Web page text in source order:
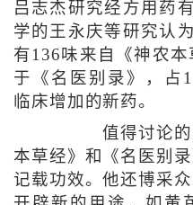
吕志杰研究经方用药
学的王永庆等研究认
有136味来自《神农
于《名医别录》，占
临床增加的新药。
值得讨论的
本草经》和《名医别
记载功效。他还博采